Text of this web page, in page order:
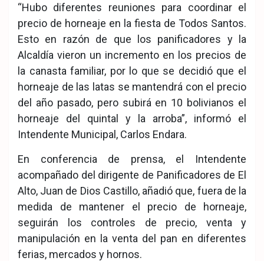
“Hubo diferentes reuniones para coordinar el
precio de horneaje en la fiesta de Todos Santos.
Esto en razón de que los panificadores y la
Alcaldía vieron un incremento en los precios de
la canasta familiar, por lo que se decidió que el
horneaje de las latas se mantendrá con el precio
del año pasado, pero subirá en 10 bolivianos el
horneaje del quintal y la arroba”, informó el
Intendente Municipal, Carlos Endara.
En conferencia de prensa, el Intendente
acompañado del dirigente de Panificadores de El
Alto, Juan de Dios Castillo, añadió que, fuera de la
medida de mantener el precio de horneaje,
seguirán los controles de precio, venta y
manipulación en la venta del pan en diferentes
ferias, mercados y hornos.